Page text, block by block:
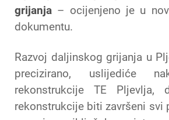
grijanja – ocijenjeno je u
dokumentu.
Razvoj daljinskog grijanja u
precizirano, uslijediće
rekonstrukcije TE Pljevlja,
rekonstrukcije biti završeni svi